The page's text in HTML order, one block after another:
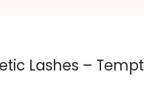
Lashes – Tempt